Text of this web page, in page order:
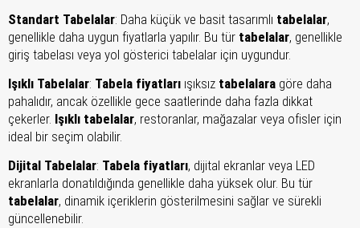
Standart Tabelalar: Daha küçük ve basit tasarımlı tabelalar,
genellikle daha uygun fiyatlarla yapılır. Bu tür tabelalar, genellikle
giriş tabelası veya yol gösterici tabelalar için uygundur.
Işıklı Tabelalar: Tabela fiyatları ışıksız tabelalara göre daha
pahalıdır, ancak özellikle gece saatlerinde daha fazla dikkat
çekerler. Işıklı tabelalar, restoranlar, mağazalar veya ofisler için
ideal bir seçim olabilir.
Dijital Tabelalar: Tabela fiyatları, dijital ekranlar veya LED
ekranlarla donatıldığında genellikle daha yüksek olur. Bu tür
tabelalar, dinamik içeriklerin gösterilmesini sağlar ve sürekli
güncellenebilir.